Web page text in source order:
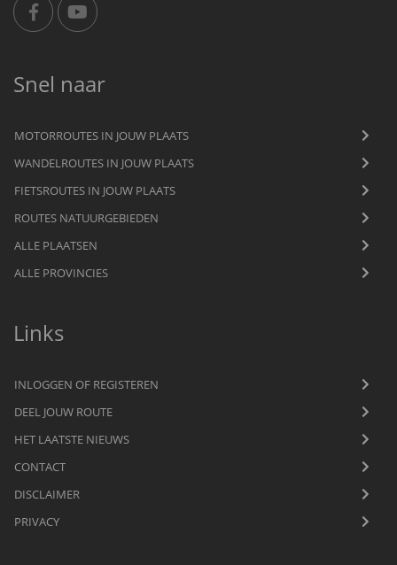
Snel naar
MOTORROUTES IN JOUW PLAATS
WANDELROUTES IN JOUW PLAATS
FIETSROUTES IN JOUW PLAATS
ROUTES NATUURGEBIEDEN
ALLE PLAATSEN
ALLE PROVINCIES
Links
INLOGGEN OF REGISTEREN
DEEL JOUW ROUTE
HET LAATSTE NIEUWS
CONTACT
DISCLAIMER
PRIVACY